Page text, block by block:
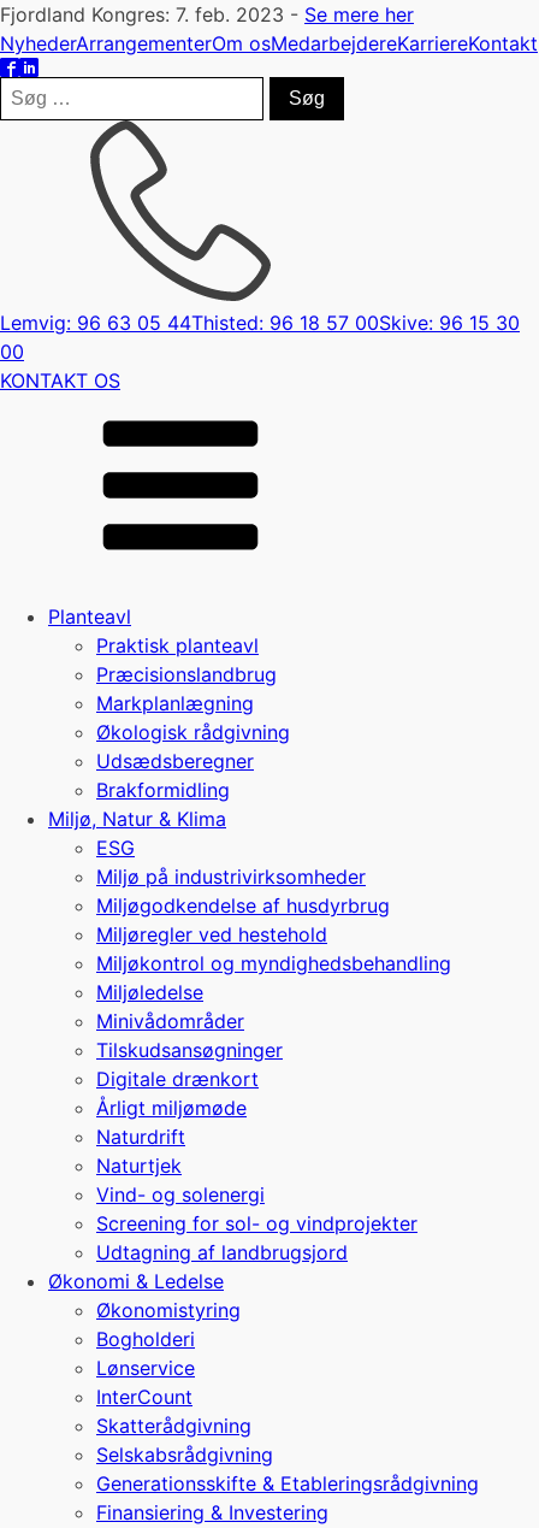
Fjordland Kongres: 7. feb. 2023 - Se mere her
NyhederArrangementerOm osMedarbejdereKarriereKontakt
Søg
efter:
Lemvig: 96 63 05 44Thisted: 96 18 57 00Skive: 96 15 30
00
KONTAKT OS
Planteavl
Praktisk planteavl
Præcisionslandbrug
Markplanlægning
Økologisk rådgivning
Udsædsberegner
Brakformidling
Miljø, Natur & Klima
ESG
Miljø på industrivirksomheder
Miljøgodkendelse af husdyrbrug
Miljøregler ved hestehold
Miljøkontrol og myndighedsbehandling
Miljøledelse
Minivådområder
Tilskudsansøgninger
Digitale drænkort
Årligt miljømøde
Naturdrift
Naturtjek
Vind- og solenergi
Screening for sol- og vindprojekter
Udtagning af landbrugsjord
Økonomi & Ledelse
Økonomistyring
Bogholderi
Lønservice
InterCount
Skatterådgivning
Selskabsrådgivning
Generationsskifte & Etableringsrådgivning
Finansiering & Investering